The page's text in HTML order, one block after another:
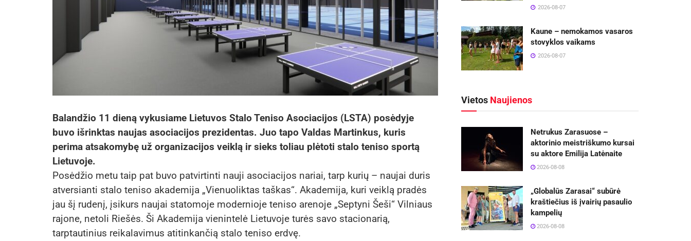
Balandžio 11 dieną vykusiame Lietuvos Stalo Teniso Asociacijos (LSTA) posėdyje
buvo išrinktas naujas asociacijos prezidentas. Juo tapo Valdas Martinkus, kuris
perima atsakomybę už organizacijos veiklą ir sieks toliau plėtoti stalo teniso sportą
Lietuvoje.
Posėdžio metu taip pat buvo patvirtinti nauji asociacijos nariai, tarp kurių – naujai duris
atversianti stalo teniso akademija „Vienuoliktas taškas“. Akademija, kuri veiklą pradės
jau šį rudenį, įsikurs naujai statomoje modernioje teniso arenoje „Septyni Šeši“ Vilniaus
rajone, netoli Riešės. Ši Akademija vienintelė Lietuvoje turės savo stacionarią,
tarptautinius reikalavimus atitinkančią stalo teniso erdvę.
2026-08-07
Kaune – nemokamos vasaros
stovyklos vaikams
2026-08-07
Vietos Naujienos
Netrukus Zarasuose –
aktorinio meistriškumo kursai
su aktore Emilija Latėnaite
2026-08-08
„Globalūs Zarasai“ subūrė
kraštiečius iš įvairių pasaulio
kampelių
2026-08-08